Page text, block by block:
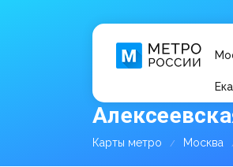
Карты метро Москва